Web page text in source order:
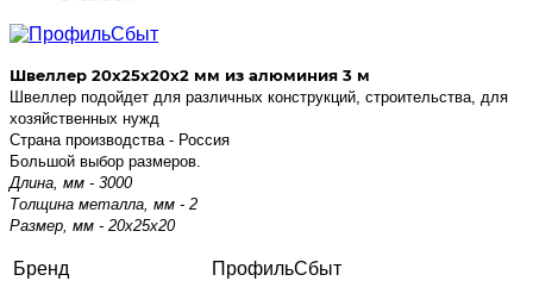
Швеллер 20х25х20х2 мм из алюминия 3 м
Швеллер подойдет для различных конструкций, строительства, для
хозяйственных нужд
Страна производства - Россия
Большой выбор размеров.
Длина, мм - 3000
Толщина металла, мм - 2
Размер, мм - 20х25х20
Бренд
ПрофильСбыт